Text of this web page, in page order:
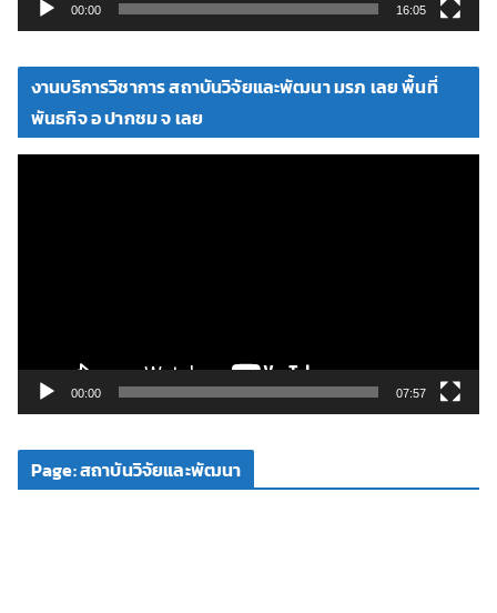
ดี
00:00 16:05
งานบริการวิชาการ สถาบันวิจัยและพัฒนา มรภ เลย พื้นที่
พันธกิจ อ ปากชม จ เลย
ดี
00:00 07:57
Page: สถาบันวิจัยและพัฒนา